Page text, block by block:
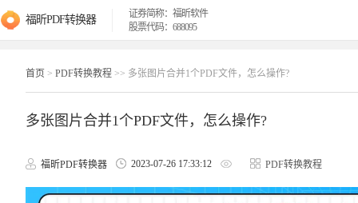
福昕PDF转换器
证券简称：福昕软件
股票代码：688095
首页 > PDF转换教程 >> 多张图片合并1个PDF文件，怎么操作?
多张图片合并1个PDF文件，怎么操作?
福昕PDF转换器 2023-07-26 17:33:12 PDF转换教程